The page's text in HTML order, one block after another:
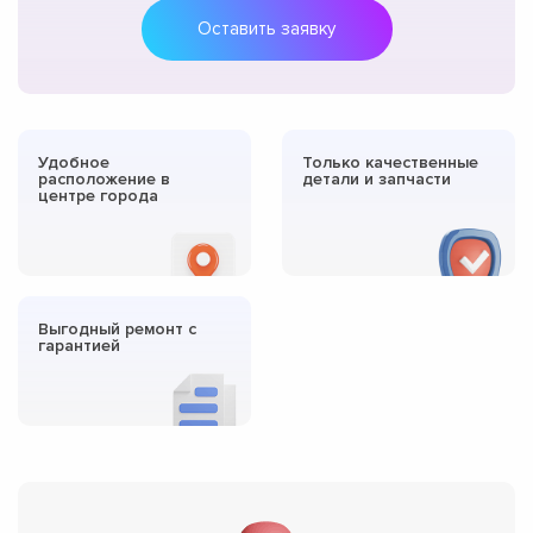
Оставить заявку
Удобное
расположение в
центре города
Только качественные
детали и запчасти
Выгодный ремонт с
гарантией